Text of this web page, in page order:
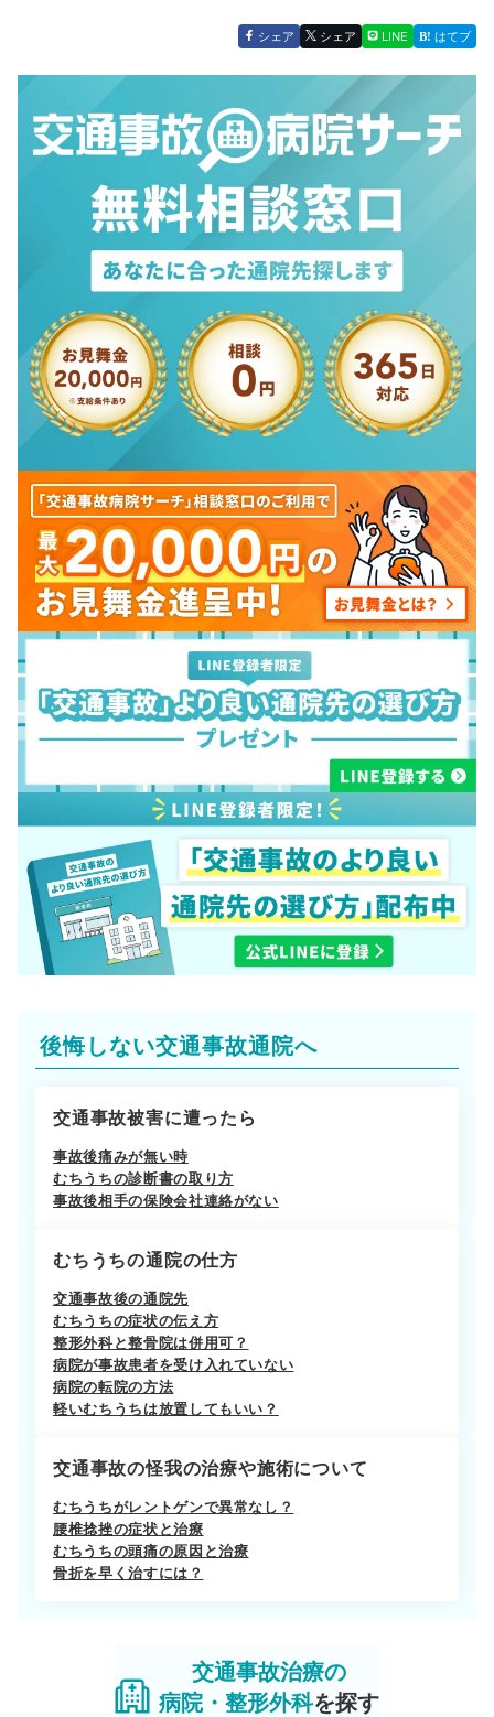
シェア シェア LINE はてブ
後悔しない交通事故通院へ
交通事故被害に遭ったら
事故後痛みが無い時
むちうちの診断書の取り方
事故後相手の保険会社連絡がない
むちうちの通院の仕方
交通事故後の通院先
むちうちの症状の伝え方
整形外科と整骨院は併用可？
病院が事故患者を受け入れていない
病院の転院の方法
軽いむちうちは放置してもいい？
交通事故の怪我の治療や施術について
むちうちがレントゲンで異常なし？
腰椎捻挫の症状と治療
むちうちの頭痛の原因と治療
骨折を早く治すには？
交通事故治療の
病院・整形外科を探す